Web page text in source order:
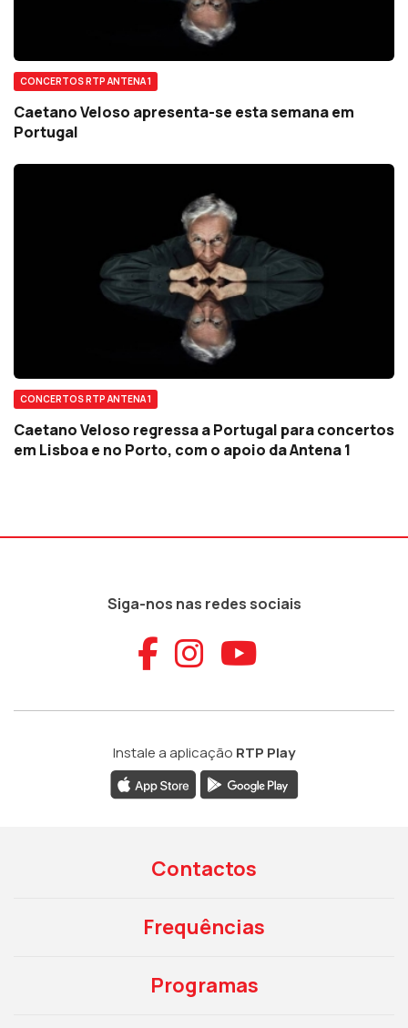
CONCERTOS RTP ANTENA 1
Caetano Veloso apresenta-se esta semana em
Portugal
CONCERTOS RTP ANTENA 1
Caetano Veloso regressa a Portugal para concertos
em Lisboa e no Porto, com o apoio da Antena 1
Siga-nos nas redes sociais
Aceder ao
Aceder ao
Aceder
Instale a aplicação RTP Play
Contactos
Frequências
Programas